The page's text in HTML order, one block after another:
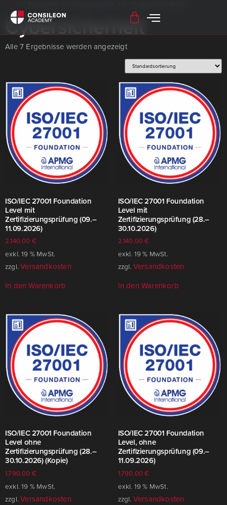
Cybersicherheit
Alle 7 Ergebnisse werden angezeigt
ISO/​IEC 27001 Foundation
Level mit
Zertifizierungsprüfung (09.–
11.09.2026)
2.140,00 €
exkl. 19 % MwSt.
zzgl.Versandkosten
In den Warenkorb
ISO/​IEC 27001 Foundation
Level mit
Zertifizierungsprüfung (28.–
30.10.2026)
2.140,00€
exkl. 19 % MwSt.
zzgl. Versandkosten
In den Warenkorb
ISO/​IEC 27001 Foundation
Level ohne
Zertifizierungsprüfung (28.–
30.10.2026) (Kopie)
1.790,00 €
exkl. 19 % MwSt.
zzgl.Versandkosten
ISO/​IEC 27001 Foundation
Level, ohne
Zertifizierungsprüfung (09.–
11.09.2026)
1.790,00€
exkl. 19 % MwSt.
zzgl. Versandkosten